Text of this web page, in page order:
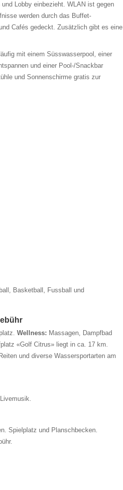
Lobby einbezieht. WLAN ist gegen
werden durch das Buffet-
Cafés gedeckt. Zusätzlich gibt es eine
mit einem Süsswasserpool, einer
und einer Pool-/Snackbar
und Sonnenschirme gratis zur
Basketball, Fussball und
Wellness: Massagen, Dampfbad
«Golf Citrus» liegt in ca. 17 km.
Reiten und diverse Wassersportarten am
Spielplatz und Planschbecken.